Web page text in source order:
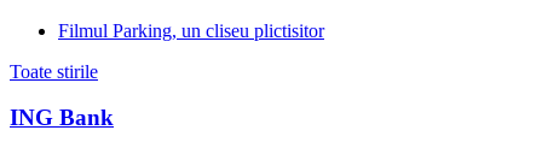
Filmul Parking, un cliseu plictisitor
Toate stirile
ING Bank